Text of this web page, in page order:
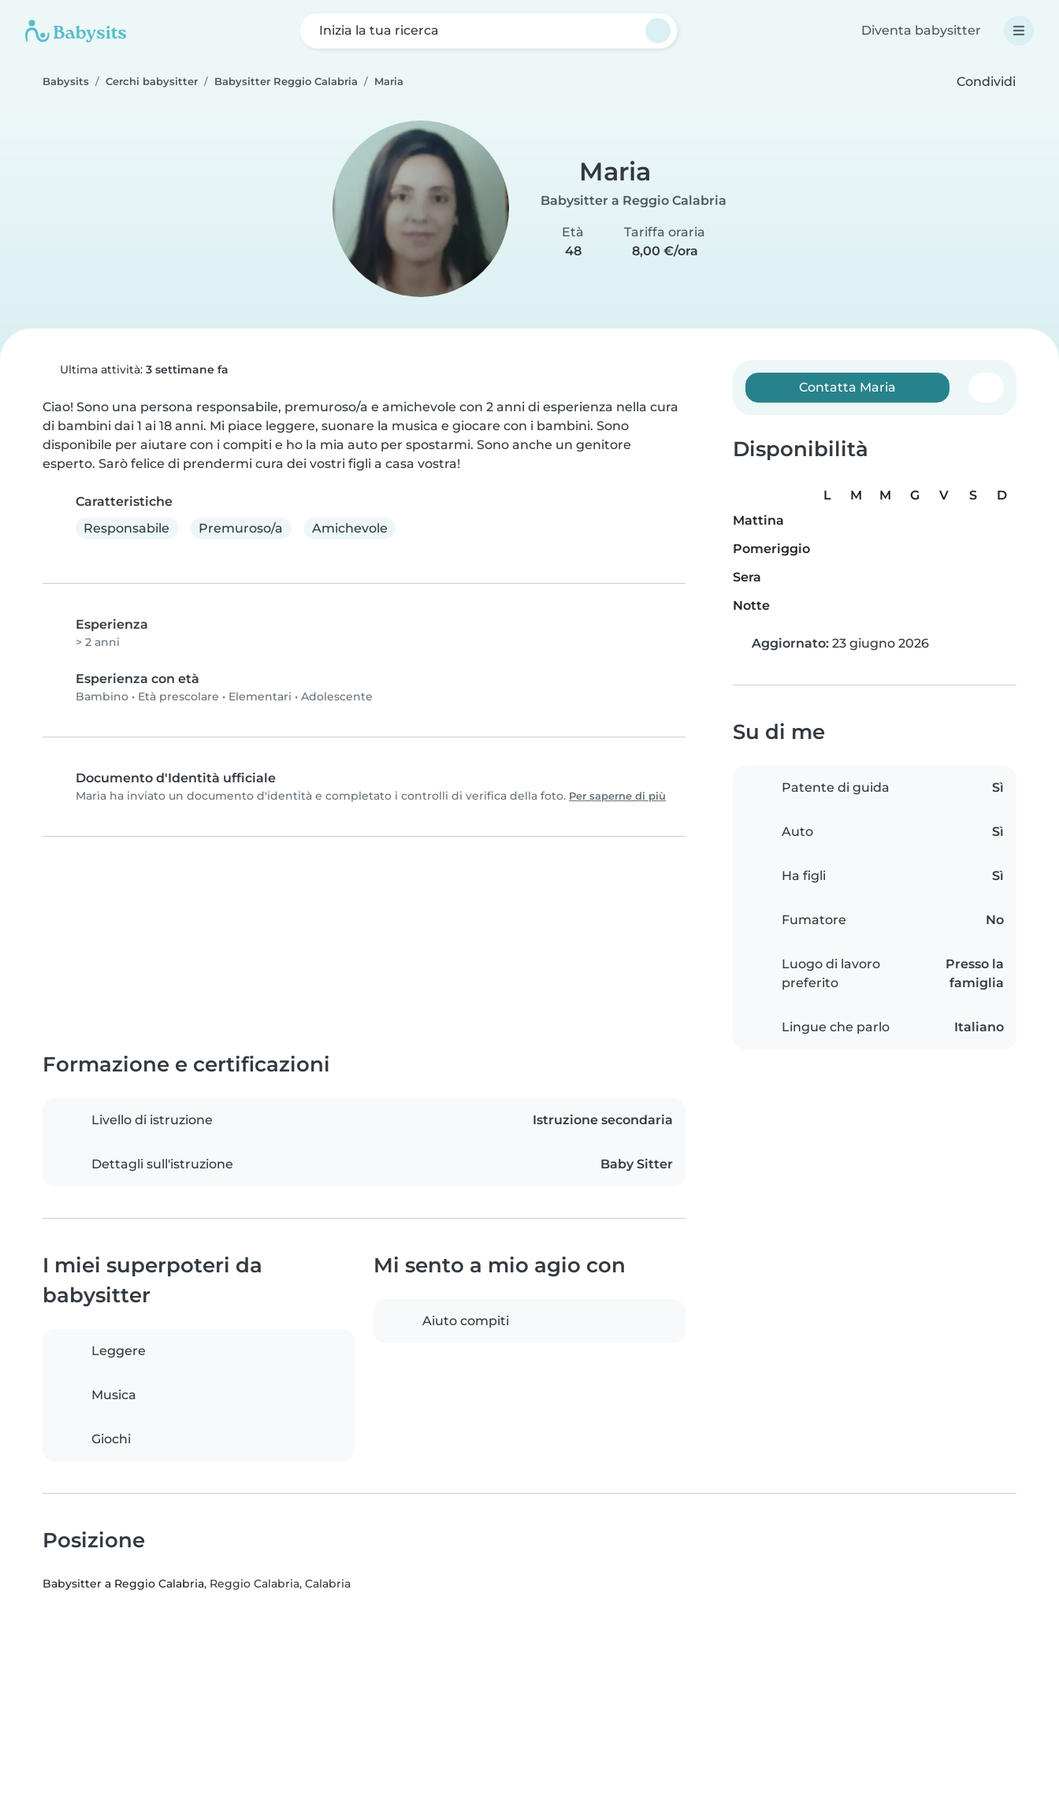
Inizia la tua ricerca Diventa babysitter
Babysits Cerchi babysitter Babysitter Reggio Calabria Maria Condividi
Maria
Babysitter a Reggio Calabria
Età
48
Tariffa oraria
8,00 €/ora
Ultima attività: 3 settimane fa
Ciao! Sono una persona responsabile, premuroso/a e amichevole con 2 anni di esperienza nella cura
di bambini dai 1 ai 18 anni. Mi piace leggere, suonare la musica e giocare con i bambini. Sono
disponibile per aiutare con i compiti e ho la mia auto per spostarmi. Sono anche un genitore
esperto. Sarò felice di prendermi cura dei vostri figli a casa vostra!
Caratteristiche
Responsabile
Premuroso/a Amichevole
Esperienza
> 2 anni
Esperienza con età
Bambino • Età prescolare • Elementari • Adolescente
Documento d'Identità ufficiale
Maria ha inviato un documento d'identità e completato i controlli di verifica della foto. Per saperne di più
Contatta Maria
Disponibilità
L M M G V S
D
Mattina
Pomeriggio
Sera
Notte
Aggiornato: 23 giugno 2026
Su di me
Patente di guida Sì
Auto Sì
Ha figli Sì
Fumatore No
Luogo di lavoro
preferito
Presso la
famiglia
Lingue che parlo Italiano
Formazione e certificazioni
Livello di istruzione Istruzione secondaria
Dettagli sull'istruzione Baby Sitter
I miei superpoteri da
babysitter
Leggere
Musica
Giochi
Mi sento a mio agio con
Aiuto compiti
Posizione
Babysitter a Reggio Calabria, Reggio Calabria, Calabria